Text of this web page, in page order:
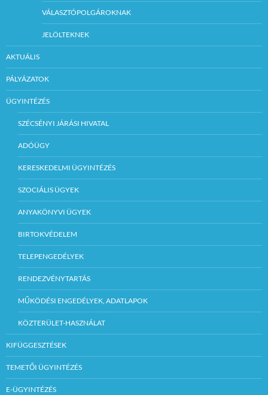
VÁLASZTÓPOLGÁROKNAK
JELÖLTEKNEK
AKTUÁLIS
PÁLYÁZATOK
ÜGYINTÉZÉS
SZÉCSÉNYI JÁRÁSI HIVATAL
ADÓÜGY
KERESKEDELMI ÜGYINTÉZÉS
SZOCIÁLIS ÜGYEK
ANYAKÖNYVI ÜGYEK
BIRTOKVÉDELEM
TELEPENGEDÉLYEK
RENDEZVÉNYTARTÁS
MŰKÖDÉSI ENGEDÉLYEK, ADATLAPOK
KÖZTERÜLET-HASZNÁLAT
KIFÜGGESZTÉSEK
TEMETŐI ÜGYINTÉZÉS
E-ÜGYINTÉZÉS